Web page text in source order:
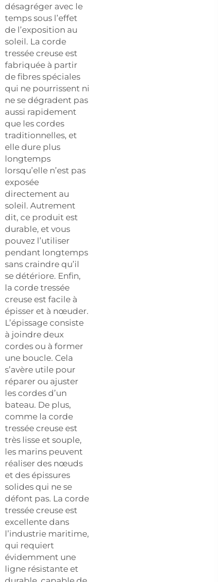
désagréger avec le
temps sous l’effet
de l’exposition au
soleil. La corde
tressée creuse est
fabriquée à partir
de fibres spéciales
qui ne pourrissent ni
ne se dégradent pas
aussi rapidement
que les cordes
traditionnelles, et
elle dure plus
longtemps
lorsqu’elle n’est pas
exposée
directement au
soleil. Autrement
dit, ce produit est
durable, et vous
pouvez l’utiliser
pendant longtemps
sans craindre qu’il
se détériore. Enfin,
la corde tressée
creuse est facile à
épisser et à nœuder.
L’épissage consiste
à joindre deux
cordes ou à former
une boucle. Cela
s’avère utile pour
réparer ou ajuster
les cordes d’un
bateau. De plus,
comme la corde
tressée creuse est
très lisse et souple,
les marins peuvent
réaliser des nœuds
et des épissures
solides qui ne se
défont pas. La corde
tressée creuse est
excellente dans
l’industrie maritime,
qui requiert
évidemment une
ligne résistante et